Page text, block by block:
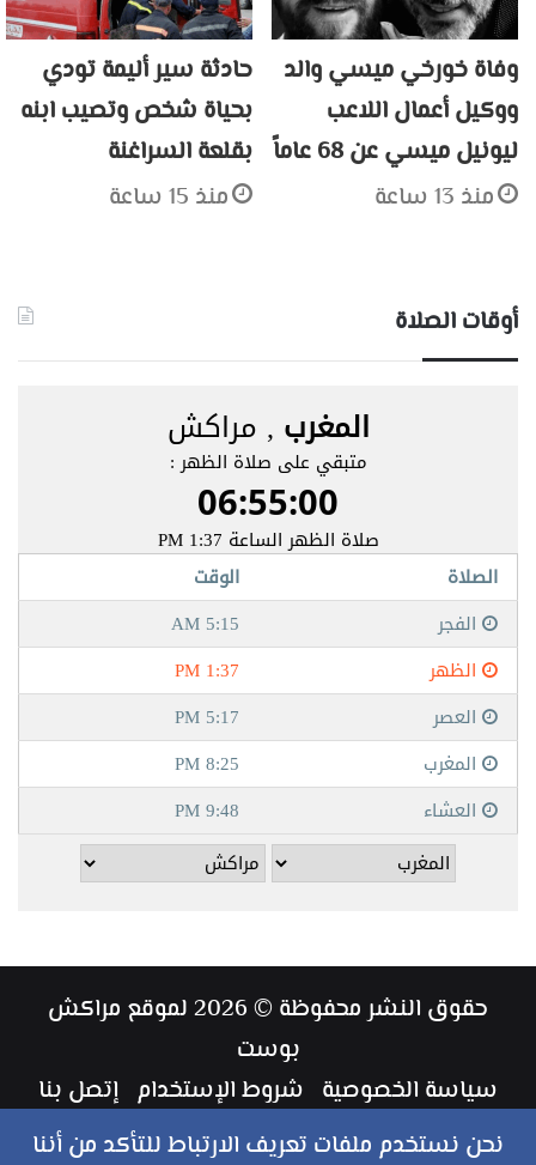
وفاة خورخي ميسي والد
ووكيل أعمال اللاعب
ليونيل ميسي عن 68 عاماً
منذ 13 ساعة
حادثة سير أليمة تودي
بحياة شخص وتصيب ابنه
بقلعة السراغنة
منذ 15 ساعة
أوقات الصلاة
حقوق النشر محفوظة © 2026 لموقع مراكش
بوست
سياسة الخصوصية شروط الإستخدام إتصل بنا
طاقم العمل
نحن نستخدم ملفات تعريف الارتباط للتأكد من أننا